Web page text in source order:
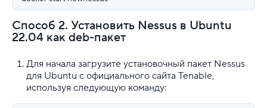
Способ 2. Установить Nessus в Ubuntu
22.04 как deb-пакет
Для начала загрузите установочный пакет Nessus
для Ubuntu с официального сайта Tenable,
используя следующую команду: